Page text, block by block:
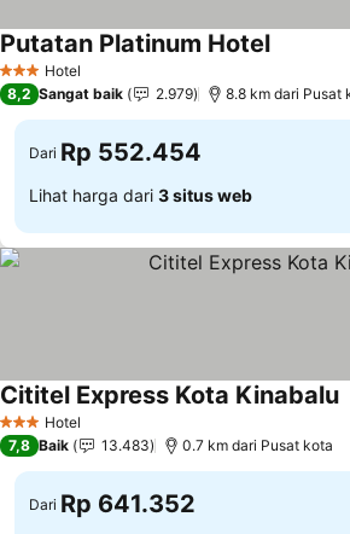
3 BintangHotel
Putatan Platinum HotelLihat
8,2 Sangat baik 2.979 8.8 km dari Pusat
Dari Rp 552.454
Lihat harga dari 3 situs web
3 BintangHotel
Cititel Express Kota Kinabalu
7,8 Baik 13.483 0.7 km dari Pusat kota
Dari Rp 641.352